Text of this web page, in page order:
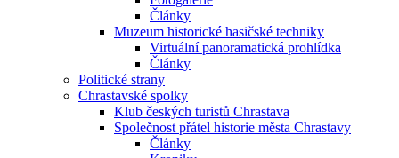
Články
Muzeum historické hasičské techniky
Virtuální panoramatická prohlídka
Články
Politické strany
Chrastavské spolky
Klub českých turistů Chrastava
Společnost přátel historie města Chrastavy
Články